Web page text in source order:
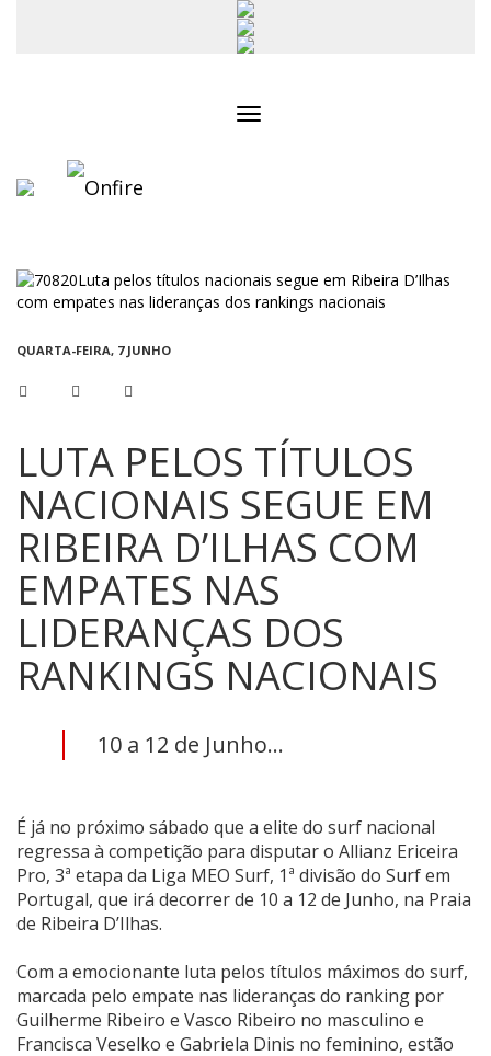
QUARTA-FEIRA, 7 JUNHO
LUTA PELOS TÍTULOS
NACIONAIS SEGUE EM
RIBEIRA D’ILHAS COM
EMPATES NAS
LIDERANÇAS DOS
RANKINGS NACIONAIS
10 a 12 de Junho...
É já no próximo sábado que a elite do surf nacional
regressa à competição para disputar o Allianz Ericeira
Pro, 3ª etapa da Liga MEO Surf, 1ª divisão do Surf em
Portugal, que irá decorrer de 10 a 12 de Junho, na Praia
de Ribeira D’Ilhas.
Com a emocionante luta pelos títulos máximos do surf,
marcada pelo empate nas lideranças do ranking por
Guilherme Ribeiro e Vasco Ribeiro no masculino e
Francisca Veselko e Gabriela Dinis no feminino, estão